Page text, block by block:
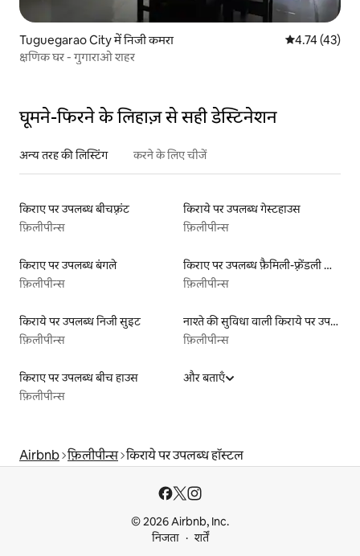
Tuguegarao City में निजी कमरा औसत रेटिंग 5 में
4.74 (43)
क्षणिक घर - गुगाराओ शहर
घूमने-फिरने के लिहाज़ से सही डेस्टिनेशन
अन्य तरह की लिस्टिंग करने के लिए चीजें
किराए पर उपलब्ध बीचफ़्रंट
फ़िलीपीन्स
किराये पर उपलब्ध गेस्टहाउस
फ़िलीपीन्स
किराए पर उपलब्ध बंगले
फ़िलीपीन्स
किराए पर उपलब्ध फ़ैमिली-फ़्रेंडली लिस्टिंग
फ़िलीपीन्स
किराये पर उपलब्ध निजी सुइट
फ़िलीपीन्स
नाश्ते की सुविधा वाली किराये पर उपलब्ध लिस्टिंग
फ़िलीपीन्स
किराए पर उपलब्ध बीच हाउस
फ़िलीपीन्स
और बताएँ
Airbnb फ़िलीपीन्स किराये पर उपलब्ध हॉस्टल
© 2026 Airbnb, Inc.
निजता
शर्तें